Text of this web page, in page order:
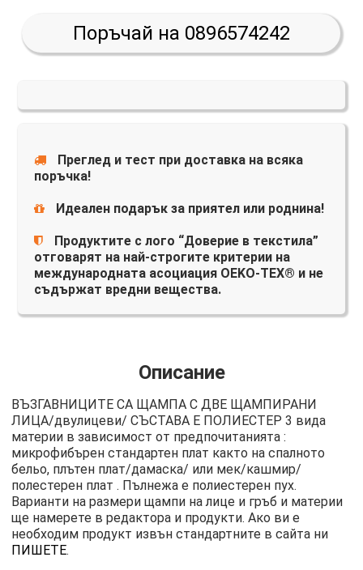
Поръчай на 0896574242
Преглед и тест при доставка на всяка
поръчка!
Идеален подарък за приятел или роднина!
Продуктите с лого “Доверие в текстила”
отговарят на най-строгите критерии на
международната асоциация OEKO-TEX® и не
съдържат вредни вещества.
Описание
ВЪЗГАВНИЦИТЕ СА ЩАМПА С ДВЕ ЩАМПИРАНИ
ЛИЦА/двулицеви/ СЪСТАВА Е ПОЛИЕСТЕР 3 вида
материи в зависимост от предпочитанията :
микрофибърен стандартен плат както на спалното
бельо, плътен плат/дамаска/ или мек/кашмир/
полестерен плат . Пълнежа е полиестерен пух.
Варианти на размери щампи на лице и гръб и материи
ще намерете в редактора и продукти. Ако ви е
необходим продукт извън стандартните в сайта ни
ПИШЕТЕ.